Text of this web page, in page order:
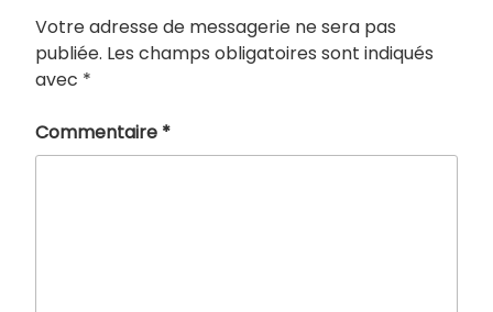
Votre adresse de messagerie ne sera pas
publiée. Les champs obligatoires sont indiqués
avec *
Commentaire *